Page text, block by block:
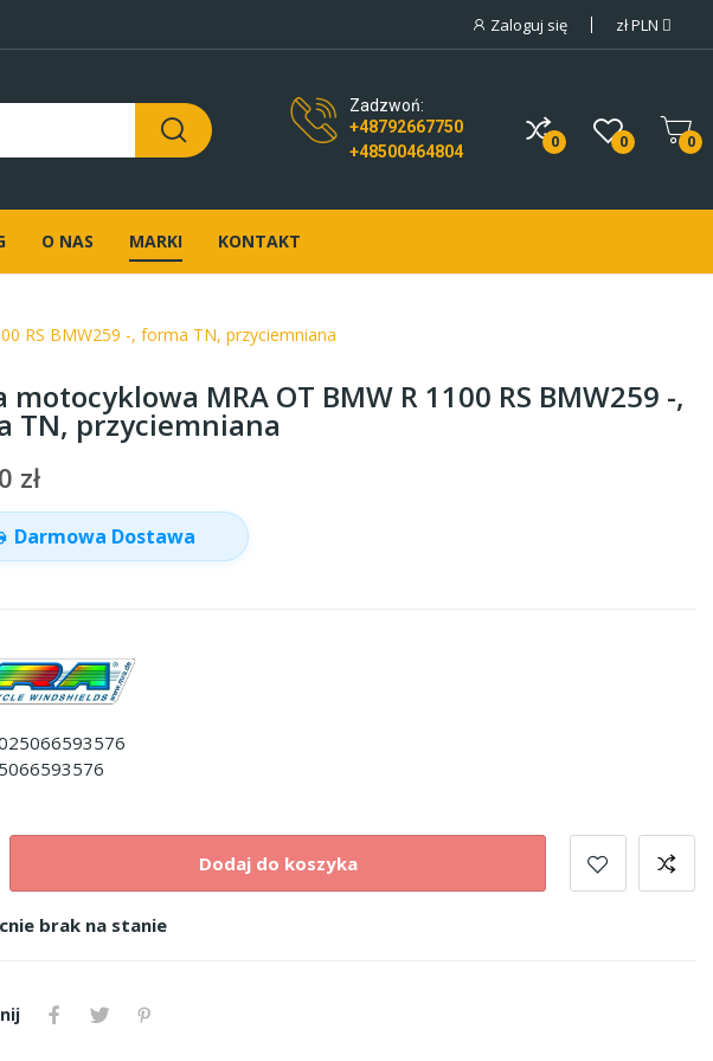
Zaloguj się złPLN
Zadzwoń:
+48792667750
+48500464804
0 0 0
O NAS MARKI KONTAKT
RS BMW259 -, forma TN, przyciemniana
motocyklowa MRA OT BMW R 1100 RS BMW259 -,
TN, przyciemniana
zł
Darmowa Dostawa
Dodaj do koszyka
brak na stanie